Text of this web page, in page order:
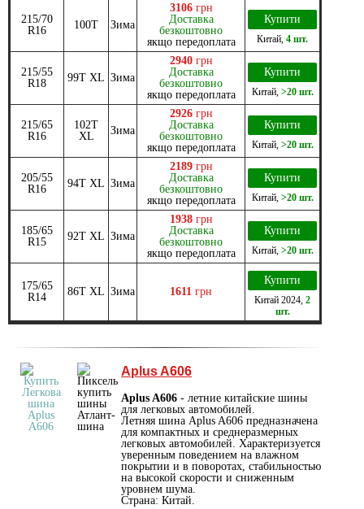
215/70
R16
100T Зима
3106 грн
Доставка
безкоштовно
якщо передоплата
Купити
Китай 4 шт.
215/55
R18
99T XL Зима
2940 грн
Доставка
безкоштовно
якщо передоплата
Купити
Китай, >20 шт.
215/65
R16
102T
XL
Зима
2926 грн
Доставка
безкоштовно
якщо передоплата
Купити
Китай, >20 шт.
205/55
R16
94T XL Зима
2189 грн
Доставка
безкоштовно
якщо передоплата
Купити
Китай, >20 шт.
185/65
R15
92T XL Зима
1938 грн
Доставка
безкоштовно
якщо передоплата
Купити
Китай, >20 шт.
175/65
R14
86T XL Зима 1611 грн
Купити
Китай 2024 2
шт.
Aplus A606
Aplus A606 - летние китайские шины
для легковых автомобилей.
Летняя шина Aplus A606 предназначена
для компактных и среднеразмерных
легковых автомобилей. Характеризуется
уверенным поведением на влажном
покрытии и в поворотах, стабильностью
на высокой скорости и сниженным
уровнем шума.
Страна: Китай.